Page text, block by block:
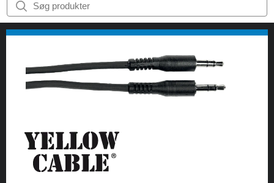
VAREMÆRKER
NYHEDER
KONTAKT